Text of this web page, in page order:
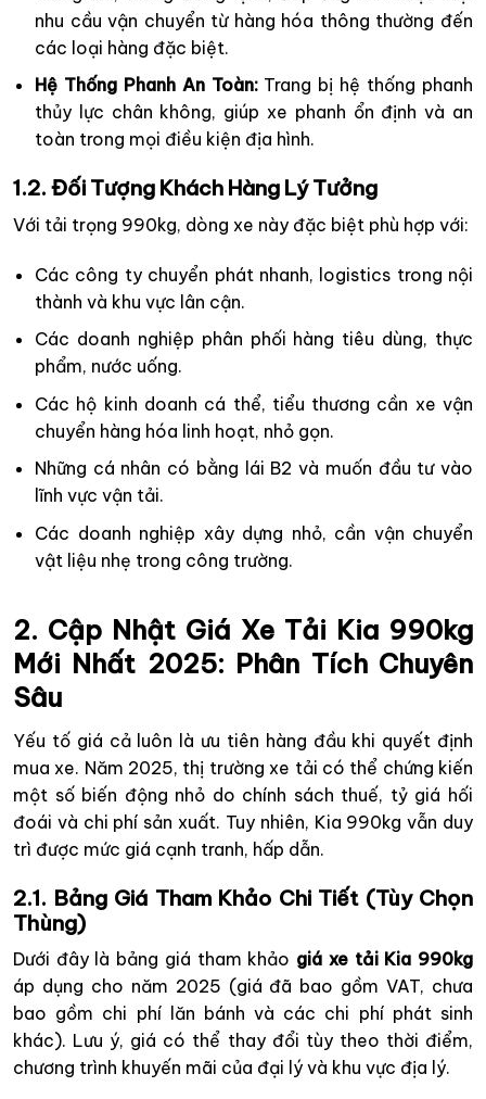
nhu cầu vận chuyển từ hàng hóa thông thường đến
các loại hàng đặc biệt.
Hệ Thống Phanh An Toàn:Trang bị hệ thống phanh
thủy lực chân không, giúp xe phanh ổn định và an
toàn trong mọi điều kiện địa hình.
1.2. Đối Tượng Khách Hàng Lý Tưởng
Với tải trọng 990kg, dòng xe này đặc biệt phù hợp với:
Các công ty chuyển phát nhanh, logistics trong nội
thành và khu vực lân cận.
Các doanh nghiệp phân phối hàng tiêu dùng, thực
phẩm, nước uống.
Các hộ kinh doanh cá thể, tiểu thương cần xe vận
chuyển hàng hóa linh hoạt, nhỏ gọn.
Những cá nhân có bằng lái B2 và muốn đầu tư vào
lĩnh vực vận tải.
Các doanh nghiệp xây dựng nhỏ, cần vận chuyển
vật liệu nhẹ trong công trường.
2. Cập Nhật Giá Xe Tải Kia 990kg
Mới Nhất 2025: Phân Tích Chuyên
Sâu
Yếu tố giá cả luôn là ưu tiên hàng đầu khi quyết định
mua xe. Năm 2025, thị trường xe tải có thể chứng kiến
một số biến động nhỏ do chính sách thuế, tỷ giá hối
đoái và chi phí sản xuất. Tuy nhiên, Kia 990kg vẫn duy
trì được mức giá cạnh tranh, hấp dẫn.
2.1. Bảng Giá Tham Khảo Chi Tiết (Tùy Chọn
Thùng)
Dưới đây là bảng giá tham khảo giá xe tải Kia 990kg
áp dụng cho năm 2025 (giá đã bao gồm VAT, chưa
bao gồm chi phí lăn bánh và các chi phí phát sinh
khác). Lưu ý, giá có thể thay đổi tùy theo thời điểm,
chương trình khuyến mãi của đại lý và khu vực địa lý.